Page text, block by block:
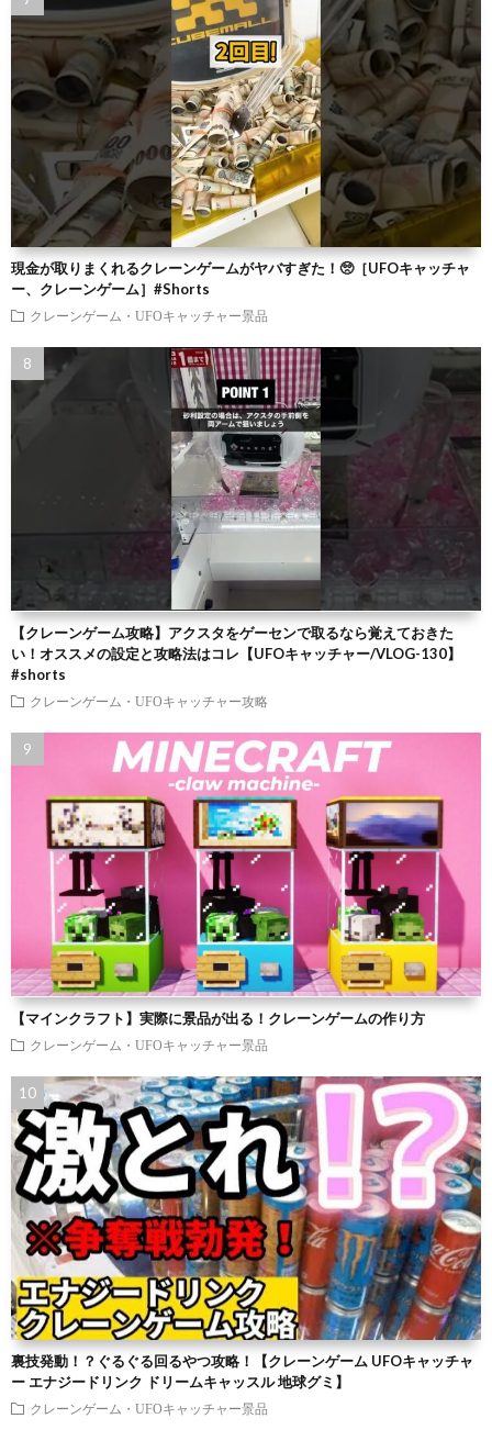
現金が取りまくれるクレーンゲームがヤバすぎた！🥺［UFOキャッチャ
ー、クレーンゲーム］#Shorts
クレーンゲーム・UFOキャッチャー景品
【クレーンゲーム攻略】アクスタをゲーセンで取るなら覚えておきた
い！オススメの設定と攻略法はコレ【UFOキャッチャー/VLOG-130】
#shorts
クレーンゲーム・UFOキャッチャー攻略
【マインクラフト】実際に景品が出る！クレーンゲームの作り方
クレーンゲーム・UFOキャッチャー景品
裏技発動！？ぐるぐる回るやつ攻略！【クレーンゲーム UFOキャッチャ
ー エナジードリンク ドリームキャッスル 地球グミ】
クレーンゲーム・UFOキャッチャー景品